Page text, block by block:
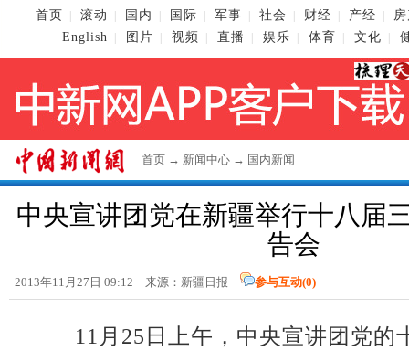
首页 滚动 国内 国际 军事 社会 财经 产经
English
图片 视频 直播 娱乐 体育 文化
首页 → 新闻中心 → 国内新闻
中央宣讲团党在新疆举行十八届
告会
2013年11月27日 09:12 来源：新疆日报 参与互动(0)
11月25日上午，中央宣讲团党的